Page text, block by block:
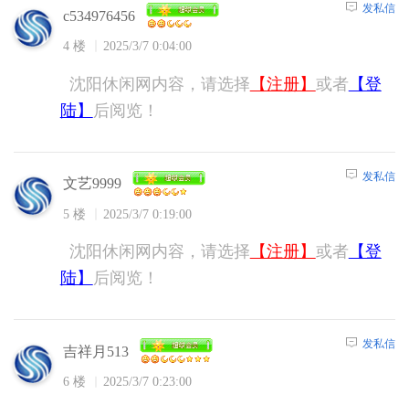
c534976456
4 楼 2025/3/7 0:04:00
发私信
沈阳休闲网内容，请选择 【注册】 或者 【登
陆】
后阅览！
文艺9999
5 楼 2025/3/7 0:19:00
发私信
沈阳休闲网内容，请选择 【注册】 或者 【登
陆】
后阅览！
吉祥月513
6 楼 2025/3/7 0:23:00
发私信